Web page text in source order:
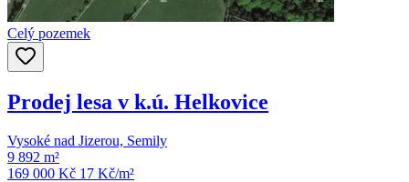
Celý pozemek
Prodej lesa v k.ú. Helkovice
Vysoké nad Jizerou, Semily
9 892 m²
169 000 Kč 17 Kč/m²